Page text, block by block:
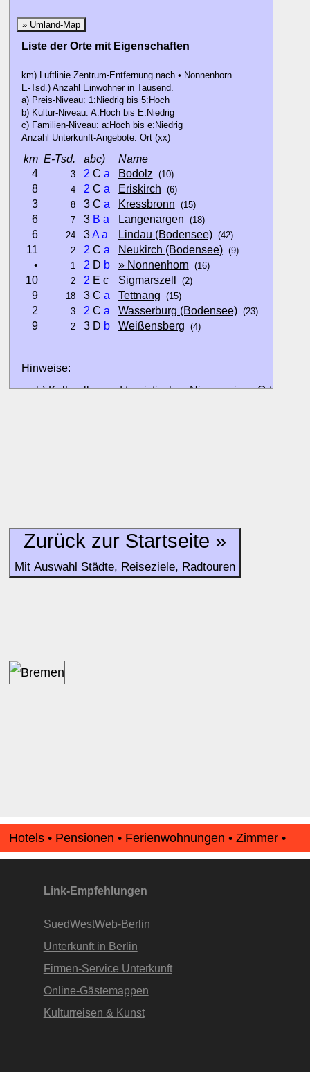
» Umland-Map
Liste der Orte mit Eigenschaften
km) Luftlinie Zentrum-Entfernung nach • Nonnenhorn.
E-Tsd.) Anzahl Einwohner in Tausend.
a) Preis-Niveau: 1:Niedrig bis 5:Hoch
b) Kultur-Niveau: A:Hoch bis E:Niedrig
c) Familien-Niveau: a:Hoch bis e:Niedrig
Anzahl Unterkunft-Angebote: Ort (xx)
km E-Tsd. abc)
Name
4
3 2 C a Bodolz (10)
8 4 2 C a Eriskirch (6)
3 8 3 C a Kressbronn (15)
6 7 3 B a Langenargen (18)
6 24 3A a Lindau (Bodensee) (42)
11 2 2 C a Neukirch (Bodensee) (9)
• 1 2 D b » Nonnenhorn (16)
10 2 2 E c Sigmarszell (2)
9 18 3 C a Tettnang (15)
2 3 2 C a Wasserburg (Bodensee) (23)
9 2 3 D b Weißensberg (4)
Hinweise:
zu b) Kulturelles und touristisches Niveau eines Ortes
Zurück zur Startseite »
Mit Auswahl Städte, Reiseziele, Radtouren
Hotels • Pensionen • Ferienwohnungen • Zimmer •
Apartments • www.Finde-Unterkunft.de
Link-Empfehlungen
SuedWestWeb-Berlin
Unterkunft in Berlin
Firmen-Service Unterkunft
Online-Gästemappen
Kulturreisen & Kunst